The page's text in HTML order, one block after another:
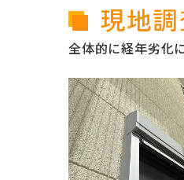
現地
全体的に経年劣化